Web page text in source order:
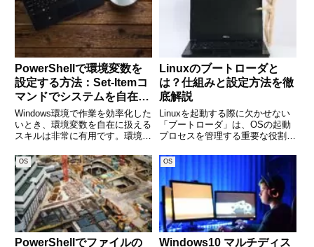
PowerShellで環境変数を
設定する方法：Set-Itemコ
マンドでシステムを自在に
操る
Windows環境で作業を効率化した
いとき、環境変数を自在に扱える
スキルは非常に有用です。環境変
ムが参照する重要な情報であり、
開発や運用の現場では頻繁に登場
します。この記事では、
PowerShellで環境変数を
Linuxのブートローダと
は？仕組みと設定方法を徹
底解説
Linuxを起動する際に欠かせない
「ブートローダ」は、OSの起動
プロセスを管理する重要な役割を
とってはその仕組みが分かりにく
く、設定を誤るとシステムが正常
に起動しなくなることもありま
す。本記事では、Linuxの
OS
PowerShellでファイルの
OS
Windows10 マルチディス